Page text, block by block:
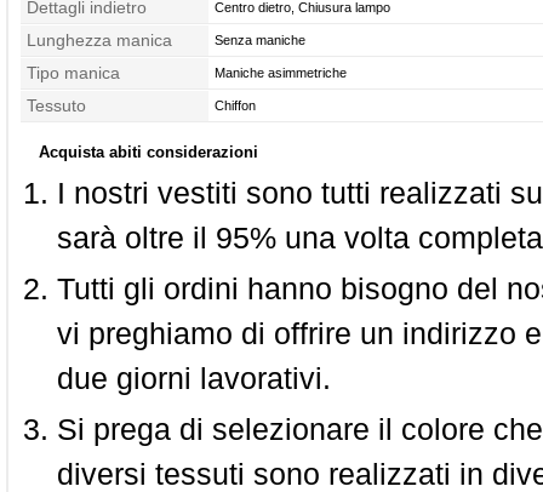
Dettagli indietro Centro dietro, Chiusura lampo
Lunghezza manica Senza maniche
Tipo manica Maniche asimmetriche
Tessuto Chiffon
Acquista abiti considerazioni
I nostri vestiti sono tutti realizzati
sarà oltre il 95% una volta
Tutti gli ordini hanno bisogno del
vi preghiamo di offrire un indirizzo
due giorni lavorativi.
Si prega di selezionare il colore
diversi tessuti sono realizzati in